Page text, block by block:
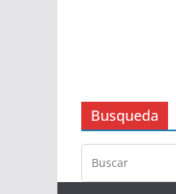
Busqueda